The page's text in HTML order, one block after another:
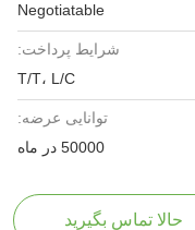
Negotiatable
شرایط پرداخت:
T/T، L/C
توانایی عرضه:
50000 در ماه
حالا تماس بگیرید